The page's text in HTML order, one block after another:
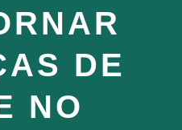
DE
NO